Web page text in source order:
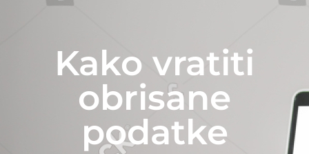
Kako vratiti
obrisane
podatke